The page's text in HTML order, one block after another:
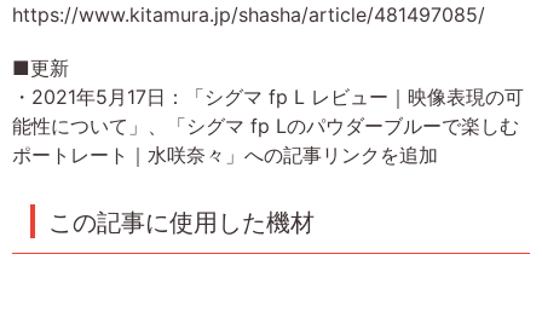
https://www.kitamura.jp/shasha/article/481497085/
■更新
・2021年5月17日：「シグマ fp L レビュー｜映像表現の可
能性について」、「シグマ fp Lのパウダーブルーで楽しむ
ポートレート｜水咲奈々」への記事リンクを追加
この記事に使用した機材